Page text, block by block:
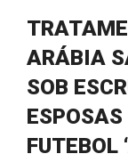
ARÁBIA
SOB
ESPOSAS
FUTEBOL